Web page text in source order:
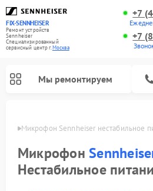
FIX-SENNHEISER
Ремонт устройств
Sennheiser
Специализированный
cервисный центр г.Москва
+7
+7
Мы ремонтируем
Микрофон Sennheiser нестабильное
Микрофон
Нестабильное